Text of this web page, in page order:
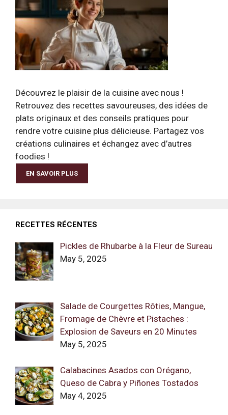
Découvrez le plaisir de la cuisine avec nous !
Retrouvez des recettes savoureuses, des idées de
plats originaux et des conseils pratiques pour
rendre votre cuisine plus délicieuse. Partagez vos
créations culinaires et échangez avec d’autres
foodies !
EN SAVOIR PLUS
RECETTES RÉCENTES
Pickles de Rhubarbe à la Fleur de Sureau
May 5, 2025
Salade de Courgettes Rôties, Mangue,
Fromage de Chèvre et Pistaches :
Explosion de Saveurs en 20 Minutes
May 5, 2025
Calabacines Asados con Orégano,
Queso de Cabra y Piñones Tostados
May 4, 2025